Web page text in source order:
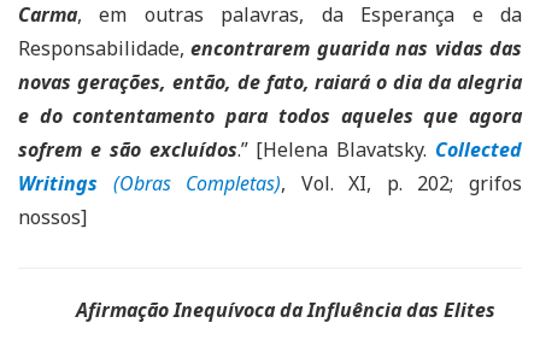
Carma, em outras palavras, da Esperança e da
Responsabilidade,encontrarem guarida nas vidas das
novas gerações, então, de fato, raiará o dia da alegria
e do contentamento para todos aqueles que agora
sofrem e são excluídos.” [Helena Blavatsky. Collected
Writings
(Obras Completas), Vol. XI, p. 202; grifos
nossos]
Afirmação Inequívoca da Influência das Elites